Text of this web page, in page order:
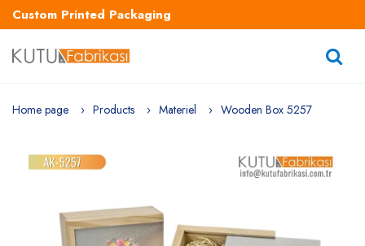
Custom Printed Packaging
Home page Products Materiel Wooden Box 5257